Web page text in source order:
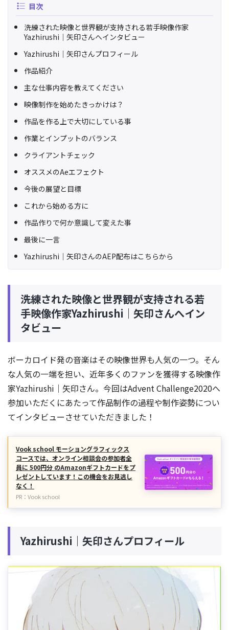
目次
洗練された映像と世界観が支持される若手映像作家
Yazhirushi｜矢印さんへインタビュー
Yazhirushi｜矢印さんプロフィール
作品紹介
主な仕事内容を教えてください
映像制作を始めたきっかけは？
作品を作る上で大切にしている事
作業とインプットのバランス
クライアントチェック
オススメのAeエフェクト
今後の展望と目標
これから始める方に
作品作りで何か意識して変えた事
最後に一言
Yazhirushi｜矢印さんのAEP配布はこちらから
洗練された映像と世界観が支持される若
手映像作家Yazhirushi｜矢印さんへイン
タビュー
ボーカロイド発の音楽はその映像世界も人気の一つ。そん
な人気の一端を担い、近年多くのファンを獲得する映像作
家Yazhirushi｜矢印さん。今回はAdvent Challenge2020へ
参加いただくにあたって作品制作の過程や制作姿勢につい
てインタビューさせていただきました！
Vook school モーショングラフィックス
コースでは、オンライン相談会の参加者全
員に 500円分 のAmazonギフトカードをプ
レゼントしています！この機会をお見逃し
なく！
PR：Vook school
Yazhirushi｜矢印さんプロフィール